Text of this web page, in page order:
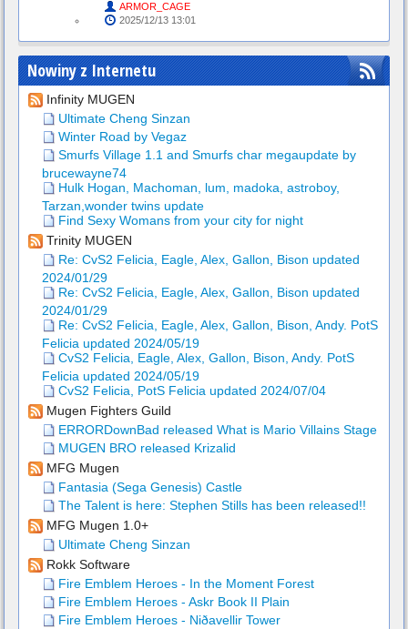
ARMOR_CAGE
2025/12/13 13:01
Nowiny z Internetu
Infinity MUGEN
Ultimate Cheng Sinzan
Winter Road by Vegaz
Smurfs Village 1.1 and Smurfs char megaupdate by
brucewayne74
Hulk Hogan, Machoman, lum, madoka, astroboy,
Tarzan,wonder twins update
Find Sexy Womans from your city for night
Trinity MUGEN
Re: CvS2 Felicia, Eagle, Alex, Gallon, Bison updated
2024/01/29
Re: CvS2 Felicia, Eagle, Alex, Gallon, Bison updated
2024/01/29
Re: CvS2 Felicia, Eagle, Alex, Gallon, Bison, Andy. PotS
Felicia updated 2024/05/19
CvS2 Felicia, Eagle, Alex, Gallon, Bison, Andy. PotS
Felicia updated 2024/05/19
CvS2 Felicia, PotS Felicia updated 2024/07/04
Mugen Fighters Guild
ERRORDownBad released What is Mario Villains Stage
MUGEN BRO released Krizalid
MFG Mugen
Fantasia (Sega Genesis) Castle
The Talent is here: Stephen Stills has been released!!
MFG Mugen 1.0+
Ultimate Cheng Sinzan
Rokk Software
Fire Emblem Heroes - In the Moment Forest
Fire Emblem Heroes - Askr Book II Plain
Fire Emblem Heroes - Niðavellir Tower